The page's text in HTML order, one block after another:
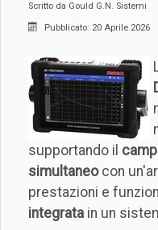
Scritto da Gould G.N. Sistemi
Pubblicato: 20 Aprile 2026
supportando il
simultaneocon
prestazioni e
integrata in un